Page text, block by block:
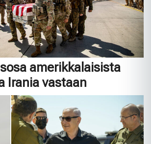
amerikkalaisista
Irania vastaan